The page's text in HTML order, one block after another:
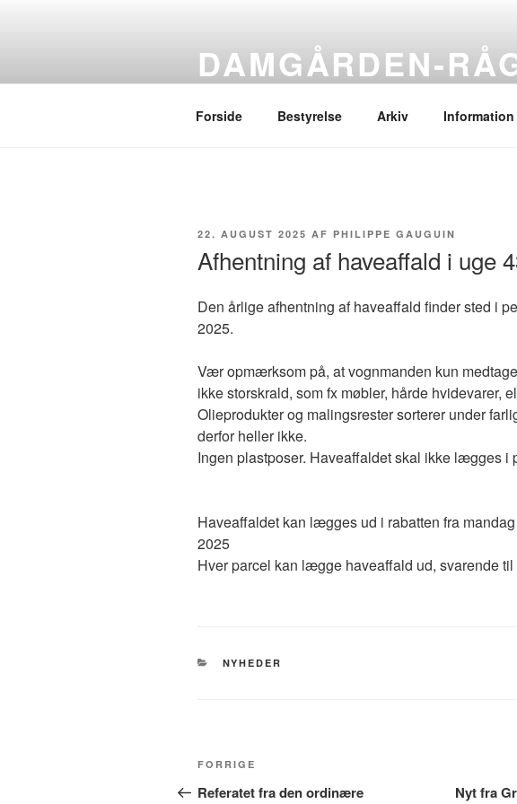
DAMGÅRDEN-
Forside Bestyrelse Arkiv Information
UDGIVET
22. AUGUST 2025 AF PHILIPPE GAUGUIN
Afhentning af haveaffald i uge
Den årlige afhentning af haveaffald finder sted i
2025.
Vær opmærksom på, at vognmanden kun
ikke storskrald, som fx møbler, hårde hvidevarer,
Olieprodukter og malingsrester sorterer under
derfor heller ikke.
Ingen plastposer. Haveaffaldet skal ikke lægges i
Haveaffaldet kan lægges ud i rabatten fra
2025
Hver parcel kan lægge haveaffald ud, svarende til
KATEGORIER
NYHEDER
Indlægsnavigation
Forrige
indlæg
FORRIGE
Referatet fra den ordinære Nyt fra